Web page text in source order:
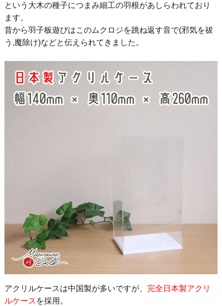
という大木の種子につまみ細工の羽根があしらわれており
ます。
昔から羽子板遊びはこのムクロジを跳ね返す音で(邪気を祓
う,魔除け)などと伝えられてきました。
アクリルケースは中国製が多いですが、 完全日本製アクリ
ルケース を採用。